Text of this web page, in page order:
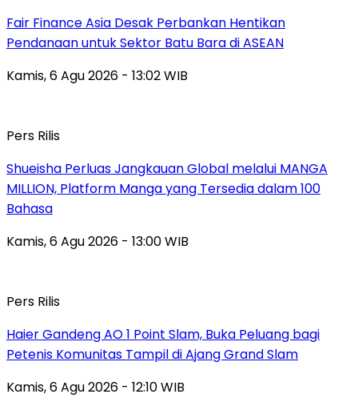
Fair Finance Asia Desak Perbankan Hentikan
Pendanaan untuk Sektor Batu Bara di ASEAN
Kamis, 6 Agu 2026 - 13:02 WIB
Pers Rilis
Shueisha Perluas Jangkauan Global melalui MANGA
MILLION, Platform Manga yang Tersedia dalam 100
Bahasa
Kamis, 6 Agu 2026 - 13:00 WIB
Pers Rilis
Haier Gandeng AO 1 Point Slam, Buka Peluang bagi
Petenis Komunitas Tampil di Ajang Grand Slam
Kamis, 6 Agu 2026 - 12:10 WIB